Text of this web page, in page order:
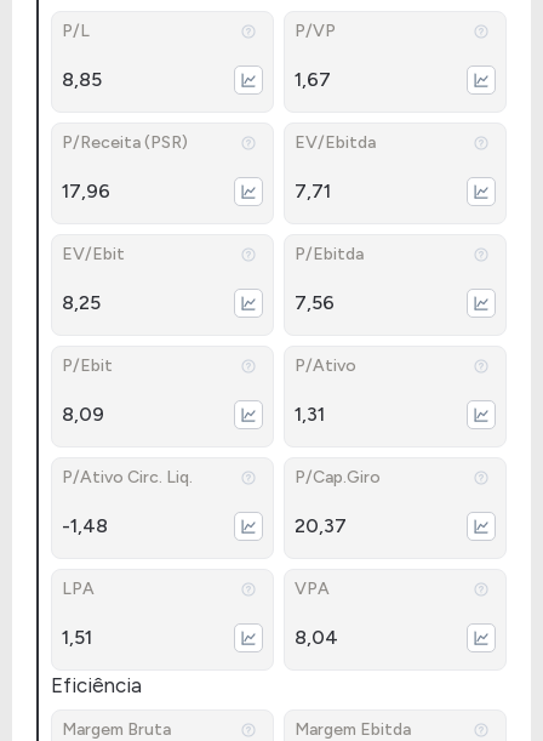
P/L
8,85
P/VP
1,67
P/Receita (PSR)
17,96
EV/Ebitda
7,71
EV/Ebit
8,25
P/Ebitda
7,56
P/Ebit
8,09
P/Ativo
1,31
P/Ativo Circ. Liq.
-1,48
P/Cap.Giro
20,37
LPA
1,51
VPA
8,04
Eficiência
Margem Bruta Margem Ebitda